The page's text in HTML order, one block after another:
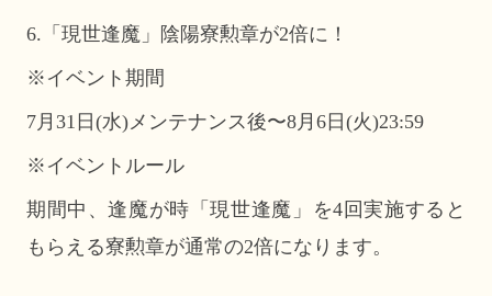
6.「現世逢魔」陰陽寮勲章が2倍に！
※イベント期間
7月31日(水)メンテナンス後〜8月6日(火)23:59
※イベントルール
期間中、逢魔が時「現世逢魔」を4回実施すると
もらえる寮勲章が通常の2倍になります。